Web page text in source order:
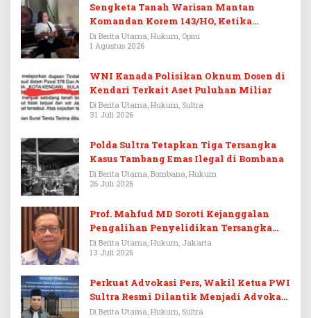
Sengketa Tanah Warisan Mantan
Komandan Korem 143/HO, Ketika
Warisan Menjadi Arena Pemerasan
Di Berita Utama, Hukum, Opini
1 Agustus 2026
WNI Kanada Polisikan Oknum Dosen di
Kendari Terkait Aset Puluhan Miliar
Di Berita Utama, Hukum, Sultra
31 Juli 2026
Polda Sultra Tetapkan Tiga Tersangka
Kasus Tambang Emas Ilegal di Bombana
Di Berita Utama, Bombana, Hukum
26 Juli 2026
Prof. Mahfud MD Soroti Kejanggalan
Pengalihan Penyelidikan Tersangka
Febrie Adriansyah
Di Berita Utama, Hukum, Jakarta
13 Juli 2026
Perkuat Advokasi Pers, Wakil Ketua PWI
Sultra Resmi Dilantik Menjadi Advokat
PERADI
Di Berita Utama, Hukum, Sultra